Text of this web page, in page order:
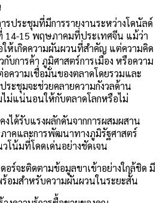
รประชุมที่มีการรายงานระหว่างโดนัลด์
14-15 พฤษภาคมที่ประเทศจีน แม้ว่า
ให้เกิดความผันผวนที่สำคัญ แต่ความคิด
การค้า ภูมิศาสตร์การเมือง หรือความ
อความเชื่อมั่นของตลาดโดยรวมและ
ระชุมจะช่วยคลายความกังวลด้าน
ม่แน่นอนให้กับตลาดโลกหรือไม่
ได้รับแรงผลักดันจากการผสมผสาน
าคและการพัฒนาทางภูมิรัฐศาสตร์
โน้มที่โดดเด่นอย่างชัดเจน
ร์จะติดตามข้อมูลขาเข้าอย่างใกล้ชิด มี
อมสำหรับความผันผวนในระยะสั้น